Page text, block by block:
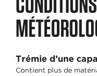
Trémie d’une
Contient plus de